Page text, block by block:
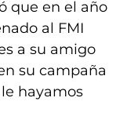
que en el año
al FMI
a su amigo
su campaña
hayamos